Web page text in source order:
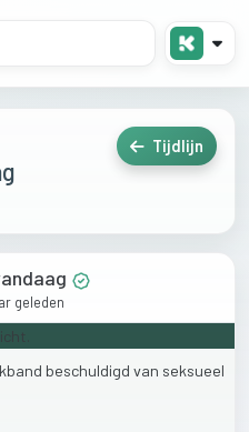
Tijdlijn
geleden
beschuldigd van seksueel